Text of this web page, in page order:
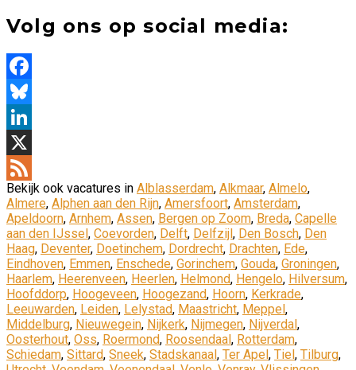
Volg ons op social media:
Facebook
Bluesky
LinkedIn
X
Feed
Bekijk ook vacatures in Alblasserdam, Alkmaar, Almelo,
Almere, Alphen aan den Rijn, Amersfoort, Amsterdam,
Apeldoorn, Arnhem, Assen, Bergen op Zoom, Breda, Capelle
aan den IJssel , Coevorden, Delft, Delfzijl , Den Bosch, Den
Haag, Deventer, Doetinchem, Dordrecht, Drachten, Ede,
Eindhoven, Emmen, Enschede, Gorinchem, Gouda, Groningen,
Haarlem, Heerenveen, Heerlen, Helmond, Hengelo, Hilversum,
Hoofddorp, Hoogeveen, Hoogezand, Hoorn, Kerkrade,
Leeuwarden, Leiden, Lelystad, Maastricht, Meppel ,
Middelburg, Nieuwegein, Nijkerk, Nijmegen, Nijverdal ,
Oosterhout, Oss, Roermond, Roosendaal , Rotterdam,
Schiedam, Sittard, Sneek, Stadskanaal , Ter Apel , Tiel , Tilburg,